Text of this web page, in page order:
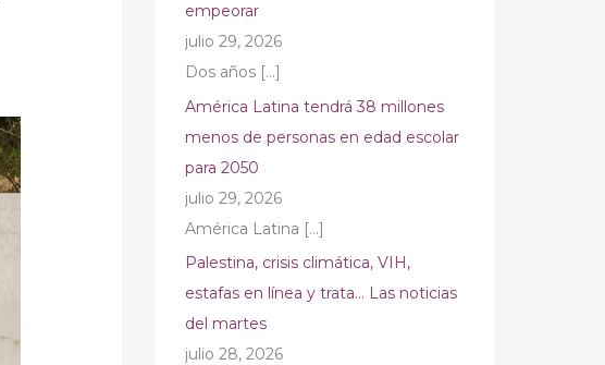
empeorar
julio 29, 2026
Dos años […]
América Latina tendrá 38 millones
menos de personas en edad escolar
para 2050
julio 29, 2026
América Latina […]
Palestina, crisis climática, VIH,
estafas en línea y trata… Las noticias
del martes
julio 28, 2026